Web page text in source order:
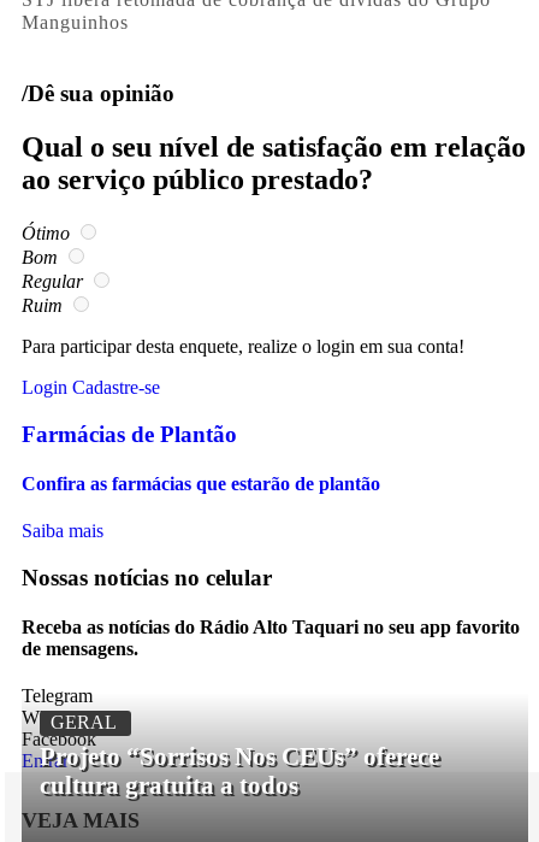
Manguinhos
/Dê sua opinião
Qual o seu nível de satisfação em relação
ao serviço público prestado?
Ótimo
Bom
Regular
Ruim
Para participar desta enquete, realize o login em sua conta!
Login Cadastre-se
Farmácias de Plantão
Confira as farmácias que estarão de plantão
Saiba mais
Nossas notícias no celular
Receba as notícias do Rádio Alto Taquari no seu app favorito
de mensagens.
Telegram
Whatsapp
Facebook
Entrar
VEJA MAIS
GERAL
Projeto “Sorrisos Nos CEUs” oferece
cultura gratuita a todos